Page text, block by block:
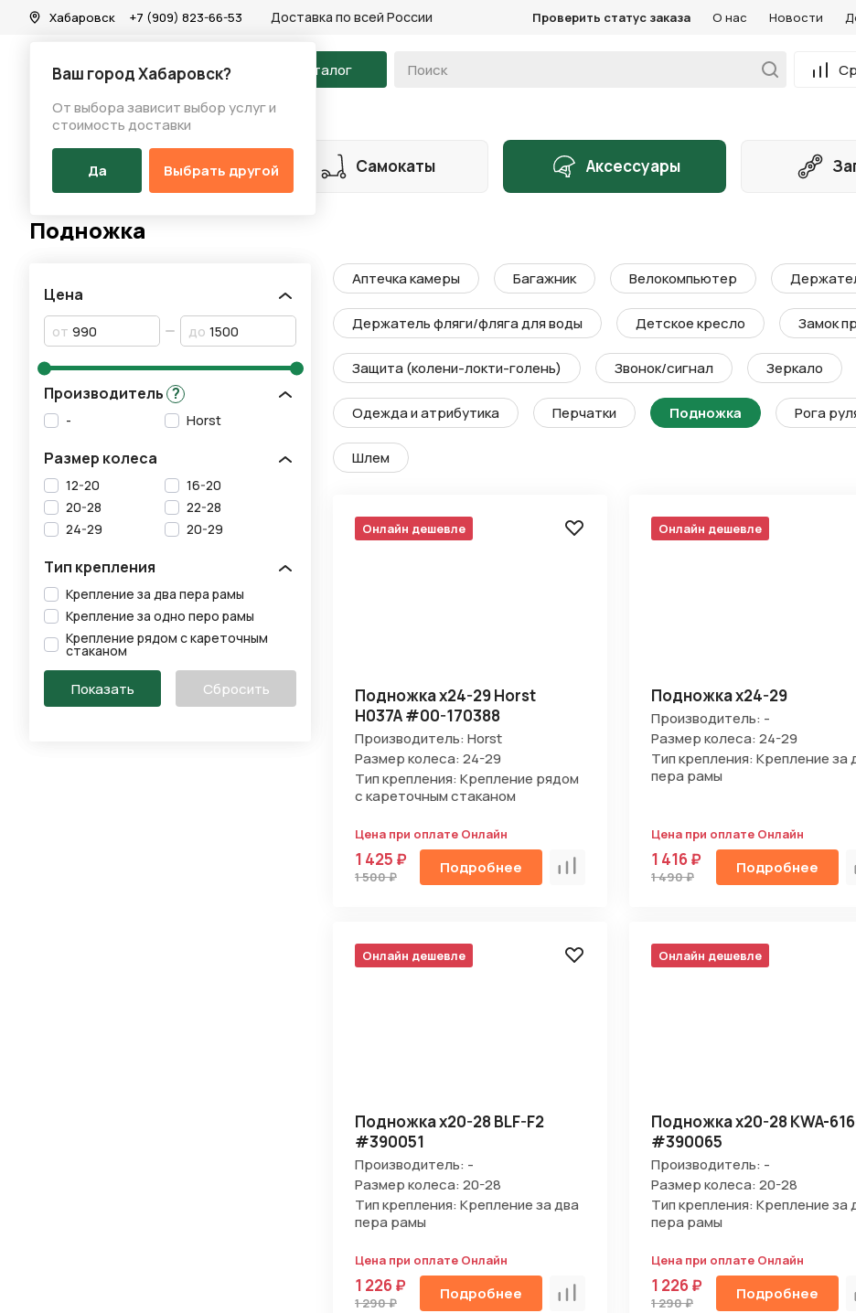
Хабаровск
Ваш город Хабаровск?
От выбора зависит выбор услуг и
стоимость доставки
Да Выбрать другой
+7 (909) 823-66-53 Доставка по всей России Проверить статус заказа О нас Новости
На главную Каталог
Каталог/Аксессуары/Подножка
Разделы каталога
Велосипеды Самокаты Аксессуары
Подножка
Цена
от до
Производитель ?
- Horst
Размер колеса
12-20
16-20
20-28
22-28
24-29
20-29
Тип крепления
Крепление за два пера рамы
Крепление за одно перо рамы
Крепление рядом с кареточным
стаканом
Аптечка камеры Багажник Велокомпьютер
Держатель фляги/фляга для воды Детское кресло Замок
Защита (колени-локти-голень) Звонок/сигнал Зеркало
Одежда и атрибутика Перчатки Подножка Рога
Шлем
Онлайн дешевле
Подножка х24-29 Horst
H037A #00-170388
Производитель: Horst
Размер колеса: 24-29
Тип крепления: Крепление рядом
с кареточным стаканом
Цена при оплате Онлайн
1 425 ₽
1 500 ₽ Подробнее Сравнить
Онлайн дешевле
Подножка х24-29
Производитель: -
Размер колеса: 24-29
Тип крепления: Крепление за
пера рамы
Цена при оплате Онлайн
1 416 ₽
1 490 ₽ Подробнее
Онлайн дешевле
Подножка х20-28 BLF-F2
#390051
Производитель: -
Размер колеса: 20-28
Тип крепления: Крепление за два
пера рамы
Цена при оплате Онлайн
1 226 ₽
1 290 ₽ Подробнее Сравнить
Онлайн дешевле
Подножка х20-28 KWA-
#390065
Производитель: -
Размер колеса: 20-28
Тип крепления: Крепление за
пера рамы
Цена при оплате Онлайн
1 226 ₽
1 290 ₽ Подробнее